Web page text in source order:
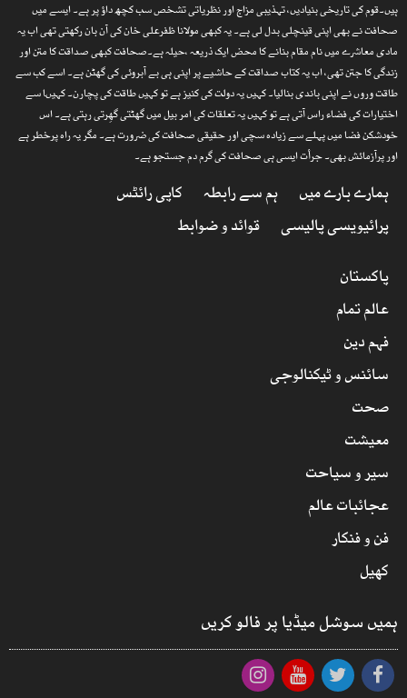
ہیں۔قوم کی تاریخی بنیادیں، تہذیبی مزاج اور نظریاتی تشخص سب کچھ داؤ پر ہے۔ ایسے میں
صحافت نے بھی اپنی قینچلی بدل لی ہے۔ یہ کبھی مولانا ظفرعلی خان کی آن بان رکھتی تھی اب یہ
مادی معاشرے میں نام مقام بنانے کا محض ایک ذریعہ ،حیلہ ہے۔صحافت کبھی صداقت کا متن اور
زندگی کا جتن تھی، اب یہ کتاب صداقت کے حاشیے پر اپنی ہی بے آبروئی کی گھٹن ہے۔ اسے کب سے
طاقت وروں نے اپنی باندی بنالیا۔ کہیں یہ دولت کی کنیز ہے تو کہیں طاقت کی پچارن۔ کہیںا سے
اختیارات کی فضاء راس آتی ہے تو کہیں یہ تعلقات کی امر بیل میں گھٹتی گھِرتی رہتی ہے۔ اس
خودشکن فضا میں پہلے سے زیادہ سچی اور حقیقی صحافت کی ضرورت ہے۔ مگر یہ راہ پرخطر ہے
اور پرآزمائش بھی۔ جرأت ایسی ہی صحافت کی گرم دم جستجو ہے۔
ہمارے بارے میں ہم سے رابطہ
کاپی رائٹس
پرائیویسی پالیسی
قوائد و ضوابط
پاکستان
عالم تمام
فہم دین
سائنس و ٹیکنالوجی
صحت
معیشت
سیر و سیاحت
عجائبات عالم
فن و فنکار
کھیل
ہمیں سوشل میڈیا پر فالو کریں